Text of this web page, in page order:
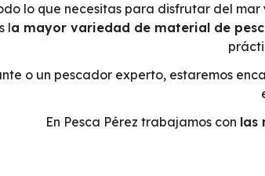
lo que necesitas para disfrutar del
la mayor variedad de material de
o un pescador experto, estaremos
En Pesca Pérez trabajamos con las